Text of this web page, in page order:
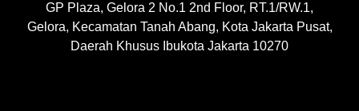
GP Plaza, Gelora 2 No.1 2nd Floor, RT.1/RW.1,
Gelora, Kecamatan Tanah Abang, Kota Jakarta Pusat,
Daerah Khusus Ibukota Jakarta 10270